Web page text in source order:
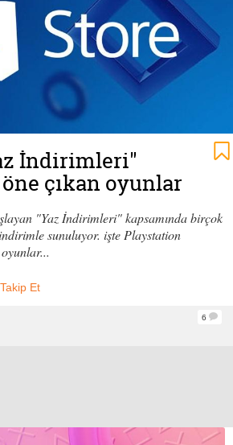
İndirimleri"
çıkan oyunlar
"Yaz İndirimleri" kapsamında birçok
sunuluyor. işte Playstation
Takip Et
6